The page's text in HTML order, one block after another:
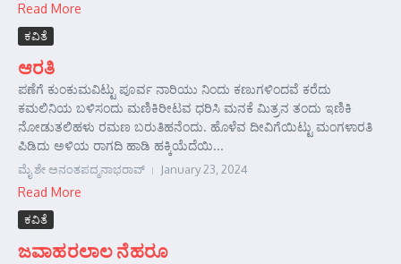
Read More
ಕವಿತೆ
ಆರತಿ
ಪಣೆಗೆ ಕುಂಕುಮವಿಟ್ಟು ಪೂರ್ವ ನಾರಿಯು ನಿಂದು ಕಣುಗಳಿಂದವೆ ಕರೆದು
ಕಮಲಿನಿಯ ಬಳಿಸಂದು ಮಣಿಕಿರೀಟವ ಧರಿಸಿ ಮನಕೆ ಮಿತ್ರನ ತಂದು ಇಣಿಕಿ
ನೋಡುತಲಿಹಳು ರಮಣ ಬರುತಿಹನೆಂದು. ಹೊಳೆವ ದೀವಿಗೆಯಿಟ್ಟು ಮಂಗಳಾರತಿ
ಪಿಡಿದು ಅಳಿಯ ರಾಗದಿ ಹಾಡಿ ಹಕ್ಕಿಯೆದೆಯಿ...
ಮೈ ಶೇ ಅನಂತಪದ್ಮನಾಭರಾವ್ January 23, 2024
Read More
ಕವಿತೆ
ಜವಾಹರಲಾಲ ನೆಹರೂ